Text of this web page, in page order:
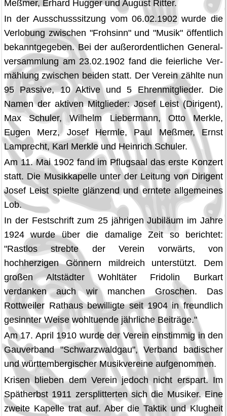
Meßmer, Erhard Hugger und August Ritter.
In der Ausschusssitzung vom 06.02.1902 wurde die
Verlobung zwischen "Frohsinn" und "Musik" öffentlich
bekanntgegeben. Bei der außerordentlichen General­
versammlung am 23.02.1902 fand die feierliche Ver­
mäh­lung zwischen beiden statt. Der Verein zählte nun
95 Passive, 10 Aktive und 5 Ehrenmitglieder. Die
Namen der aktiven Mitglieder: Josef Leist (Dirigent),
Max Schuler, Wilhelm Liebermann, Otto Merkle,
Eugen Merz, Josef Hermle, Paul Meßmer, Ernst
Lamprecht, Karl Merkle und Heinrich Schuler.
Am 11. Mai 1902 fand im Pflugsaal das erste Konzert
statt. Die Musikkapelle unter der Leitung von Dirigent
Josef Leist spielte glänzend und erntete allgemeines
Lob.
In der Festschrift zum 25 jährigen Jubiläum im Jahre
1924 wurde über die damalige Zeit so berichtet:
"Rastlos strebte der Verein vorwärts, von
hochherzigen Gönnern mildreich unterstützt. Dem
großen Altstädter Wohltäter Fridolin Burkart
verdanken auch wir manchen Groschen. Das
Rottweiler Rathaus bewilligte seit 1904 in freundlich
gesinnter Weise wohltuende jährliche Beiträge."
Am 17. April 1910 wurde der Verein einstimmig in den
Gau­verband "Schwarzwaldgau", Verband badischer
und württembergischer Musikvereine aufgenommen.
Krisen blieben dem Verein jedoch nicht erspart. Im
Spätherbst 1911 zersplitterten sich die Musiker. Eine
zweite Kapelle trat auf. Aber die Taktik und Klugheit